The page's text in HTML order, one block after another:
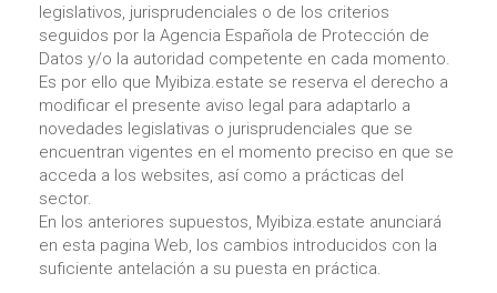
legislativos, jurisprudenciales o de los criterios
seguidos por la Agencia Española de Protección de
Datos y/o la autoridad competente en cada momento.
Es por ello que Myibiza.estate se reserva el derecho a
modificar el presente aviso legal para adaptarlo a
novedades legislativas o jurisprudenciales que se
encuentran vigentes en el momento preciso en que se
acceda a los websites, así como a prácticas del
sector.
En los anteriores supuestos, Myibiza.estate anunciará
en esta pagina Web, los cambios introducidos con la
suficiente antelación a su puesta en práctica.